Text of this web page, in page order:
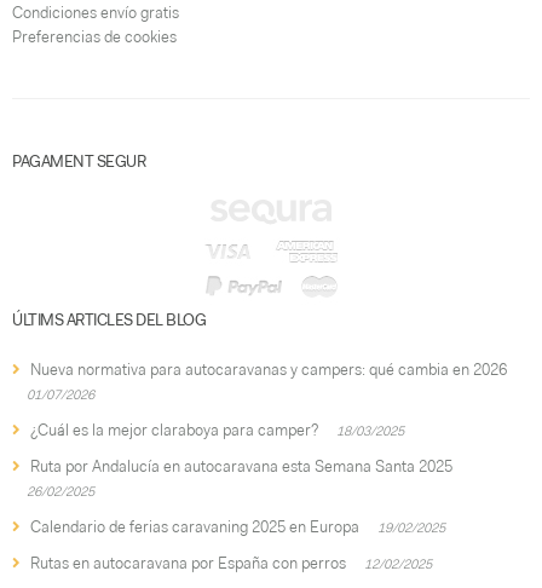
Condiciones envío gratis
Preferencias de cookies
PAGAMENT SEGUR
ÚLTIMS ARTICLES DEL BLOG
Nueva normativa para autocaravanas y campers: qué cambia en 2026
01/07/2026
¿Cuál es la mejor claraboya para camper? 18/03/2025
Ruta por Andalucía en autocaravana esta Semana Santa 2025
26/02/2025
Calendario de ferias caravaning 2025 en Europa 19/02/2025
Rutas en autocaravana por España con perros 12/02/2025